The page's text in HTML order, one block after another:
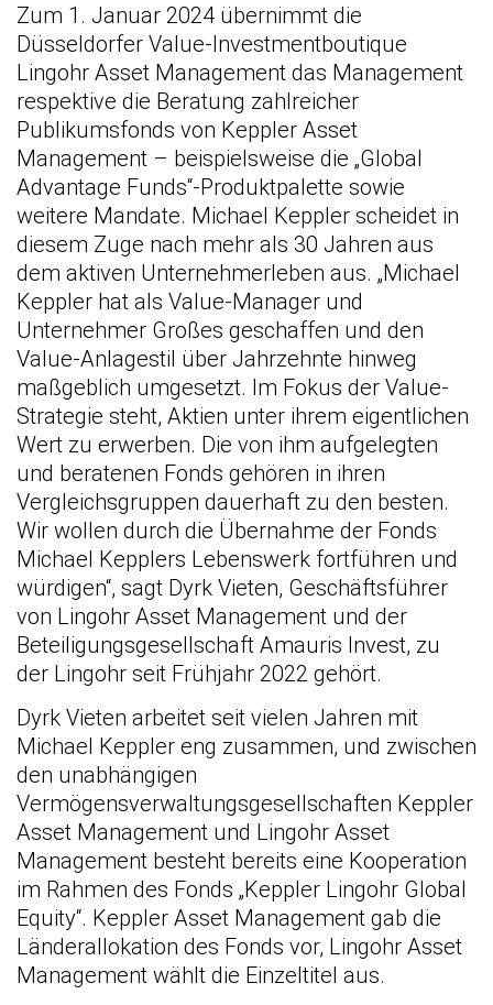
Zum 1. Januar 2024 übernimmt die
Düsseldorfer Value-Investmentboutique
Lingohr Asset Management das Management
respektive die Beratung zahlreicher
Publikumsfonds von Keppler Asset
Management – beispielsweise die „Global
Advantage Funds“-Produktpalette sowie
weitere Mandate. Michael Keppler scheidet in
diesem Zuge nach mehr als 30 Jahren aus
dem aktiven Unternehmerleben aus. „Michael
Keppler hat als Value-Manager und
Unternehmer Großes geschaffen und den
Value-Anlagestil über Jahrzehnte hinweg
maßgeblich umgesetzt. Im Fokus der Value-
Strategie steht, Aktien unter ihrem eigentlichen
Wert zu erwerben. Die von ihm aufgelegten
und beratenen Fonds gehören in ihren
Vergleichsgruppen dauerhaft zu den besten.
Wir wollen durch die Übernahme der Fonds
Michael Kepplers Lebenswerk fortführen und
würdigen“, sagt Dyrk Vieten, Geschäftsführer
von Lingohr Asset Management und der
Beteiligungsgesellschaft Amauris Invest, zu
der Lingohr seit Frühjahr 2022 gehört.
Dyrk Vieten arbeitet seit vielen Jahren mit
Michael Keppler eng zusammen, und zwischen
den unabhängigen
Vermögensverwaltungsgesellschaften Keppler
Asset Management und Lingohr Asset
Management besteht bereits eine Kooperation
im Rahmen des Fonds „Keppler Lingohr Global
Equity“. Keppler Asset Management gab die
Länderallokation des Fonds vor, Lingohr Asset
Management wählt die Einzeltitel aus.